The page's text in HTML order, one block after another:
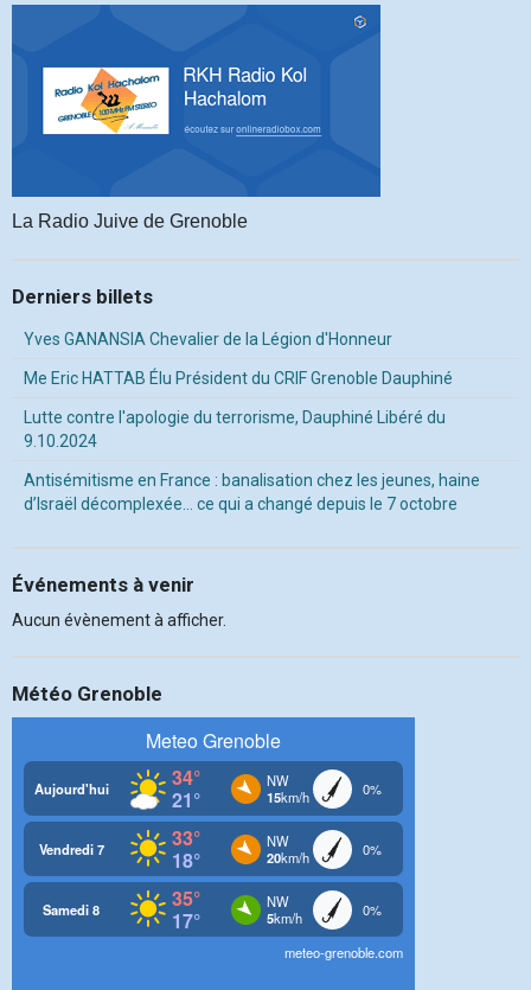
La Radio Juive de Grenoble
Derniers billets
Yves GANANSIA Chevalier de la Légion d'Honneur
Me Eric HATTAB Élu Président du CRIF Grenoble Dauphiné
Lutte contre l'apologie du terrorisme, Dauphiné Libéré du
9.10.2024
Antisémitisme en France : banalisation chez les jeunes, haine
d’Israël décomplexée… ce qui a changé depuis le 7 octobre
Événements à venir
Aucun évènement à afficher.
Météo Grenoble